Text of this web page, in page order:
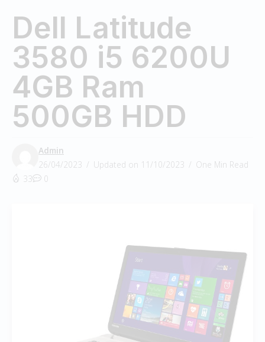
Dell Latitude
3580 i5 6200U
4GB Ram
500GB HDD
Admin
26/04/2023
Updated on 11/10/2023
One Min Read
33
0